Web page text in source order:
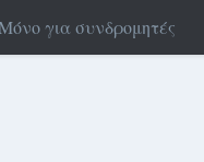
για συνδρομητές